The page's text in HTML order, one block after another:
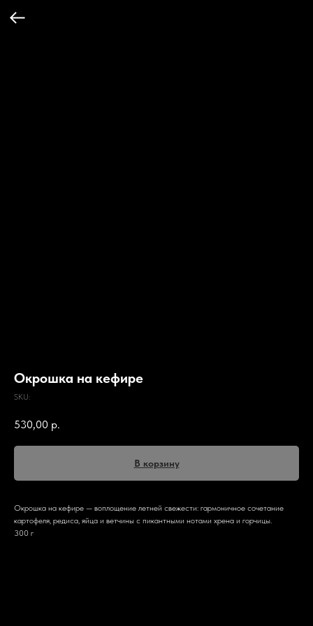
Окрошка на кефире
SKU:
530,00 р.
В корзину
Окрошка на кефире — воплощение летней свежести: гармоничное сочетание
картофеля, редиса, яйца и ветчины с пикантными нотами хрена и горчицы.
300 г